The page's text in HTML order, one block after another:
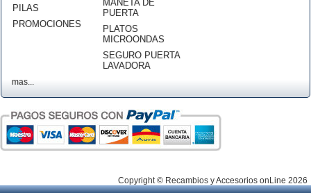
PILAS
PROMOCIONES
MANETA DE
PUERTA
PLATOS
MICROONDAS
SEGURO PUERTA
LAVADORA
mas...
Copyright © Recambios y Accesorios onLine 2026